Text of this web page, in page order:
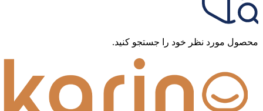
محصول مورد نظر خود را جستجو کنید.